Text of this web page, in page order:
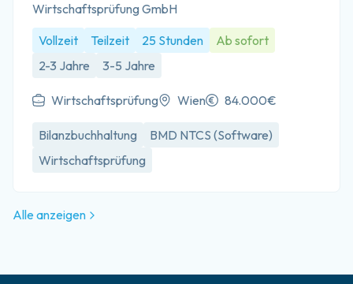
Wirtschaftsprüfung GmbH
Vollzeit
Teilzeit 25 Stunden
Ab sofort
2-3 Jahre
3-5 Jahre
Wirtschaftsprüfung Wien 84.000€
Bilanzbuchhaltung
BMD NTCS (Software)
Wirtschaftsprüfung
Alle anzeigen